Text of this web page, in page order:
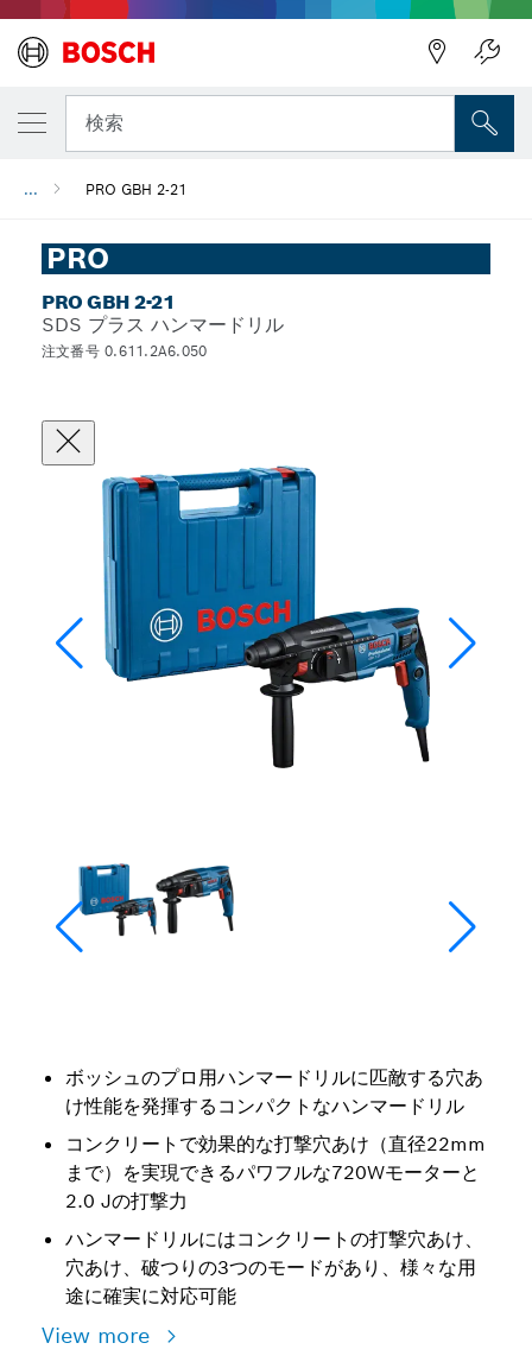
検索
... PRO GBH 2-21
PRO
PRO GBH 2-21
SDS プラス ハンマードリル
注文番号 0.611.2A6.050
ボッシュのプロ用ハンマードリルに匹敵する穴あ
け性能を発揮するコンパクトなハンマードリル
コンクリートで効果的な打撃穴あけ（直径22mm
まで）を実現できるパワフルな720Wモーターと
2.0 Jの打撃力
ハンマードリルにはコンクリートの打撃穴あけ、
穴あけ、破つりの3つのモードがあり、様々な用
途に確実に対応可能
View more